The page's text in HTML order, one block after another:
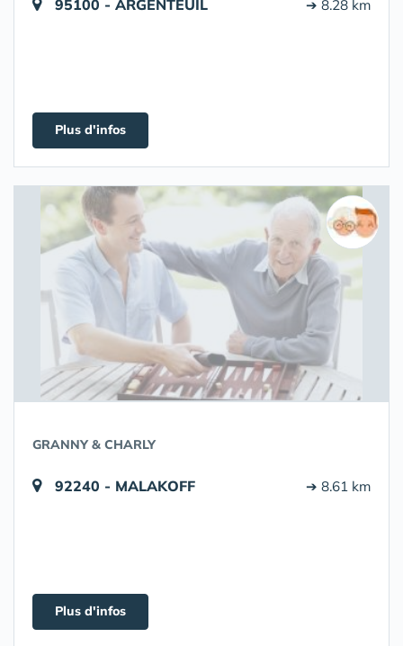
95100 - ARGENTEUIL ➔ 8.28 km
Plus d'infos
GRANNY & CHARLY
92240 - MALAKOFF ➔ 8.61 km
Plus d'infos